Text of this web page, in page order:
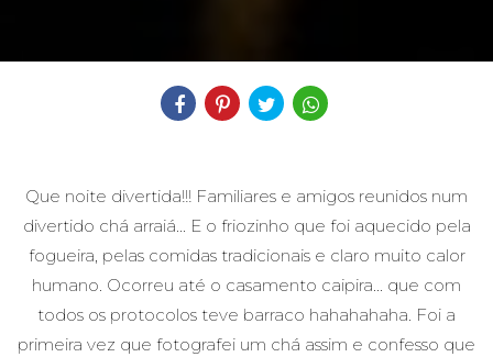
Que noite divertida!!! Familiares e amigos reunidos num
divertido chá arraiá... E o friozinho que foi aquecido pela
fogueira, pelas comidas tradicionais e claro muito calor
humano. Ocorreu até o casamento caipira... que com
todos os protocolos teve barraco hahahahaha. Foi a
primeira vez que fotografei um chá assim e confesso que